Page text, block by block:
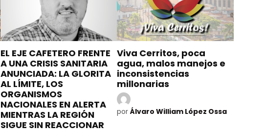
EL EJE CAFETERO FRENTE
A UNA CRISIS SANITARIA
ANUNCIADA: LA GLORITA
AL LÍMITE, LOS
ORGANISMOS
NACIONALES EN ALERTA
MIENTRAS LA REGIÓN
SIGUE SIN REACCIONAR
Viva Cerritos, poca
agua, malos manejos e
inconsistencias
millonarias
por Álvaro William López Ossa